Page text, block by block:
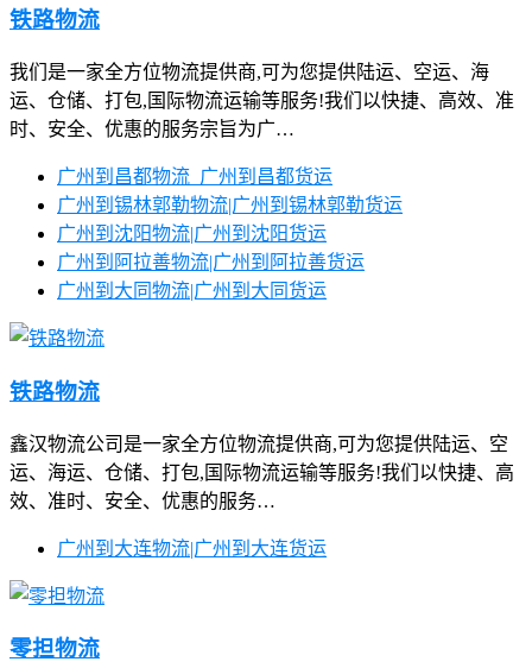
铁路物流
我们是一家全方位物流提供商,可为您提供陆运、空运、海
运、仓储、打包,国际物流运输等服务!我们以快捷、高效、准
时、安全、优惠的服务宗旨为广…
广州到昌都物流_广州到昌都货运
广州到锡林郭勒物流|广州到锡林郭勒货运
广州到沈阳物流|广州到沈阳货运
广州到阿拉善物流|广州到阿拉善货运
广州到大同物流|广州到大同货运
铁路物流
鑫汉物流公司是一家全方位物流提供商,可为您提供陆运、空
运、海运、仓储、打包,国际物流运输等服务!我们以快捷、高
效、准时、安全、优惠的服务…
广州到大连物流|广州到大连货运
零担物流